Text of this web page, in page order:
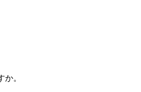
。